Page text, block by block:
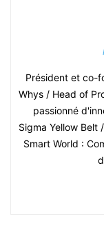
Président et co-
Whys / Head of
passionné
Sigma Yellow
Smart World :